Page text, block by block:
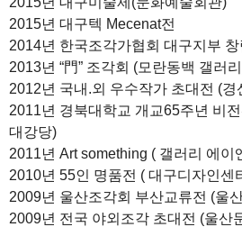
2015년 대구텍 Mecenat전
2014년 한국조각가협회 대구지부 창
2013년 “門” 조각회 (모란동백 갤러
2012년 국내.외 우수작가 초대전 (경
2011년 경북대학교 개교65주년 비
대강당)
2011년 Art something ( 갤러리 에이
2010년 55인 명품전 ( 대구디자인센
2009년 울산조각회 부산교류전 (울
2009년 전국 야외조각 초대전 (울산